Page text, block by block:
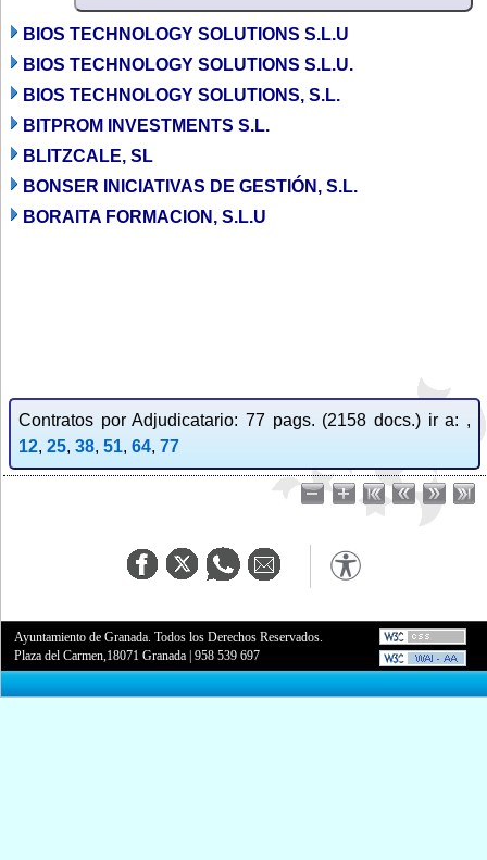
BIOS TECHNOLOGY SOLUTIONS S.L.U
BIOS TECHNOLOGY SOLUTIONS S.L.U.
BIOS TECHNOLOGY SOLUTIONS, S.L.
BITPROM INVESTMENTS S.L.
BLITZCALE, SL
BONSER INICIATIVAS DE GESTIÓN, S.L.
BORAITA FORMACION, S.L.U
Contratos por Adjudicatario: 77 pags. (2158 docs.) ir a: ,
12, 25, 38, 51, 64, 77
Ayuntamiento de Granada. Todos los Derechos Reservados.
Plaza del Carmen,18071 Granada |958 539 697